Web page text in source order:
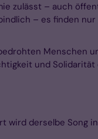
zulässt – auch
– es finden
Menschen
und Solidarität
wird derselbe Song